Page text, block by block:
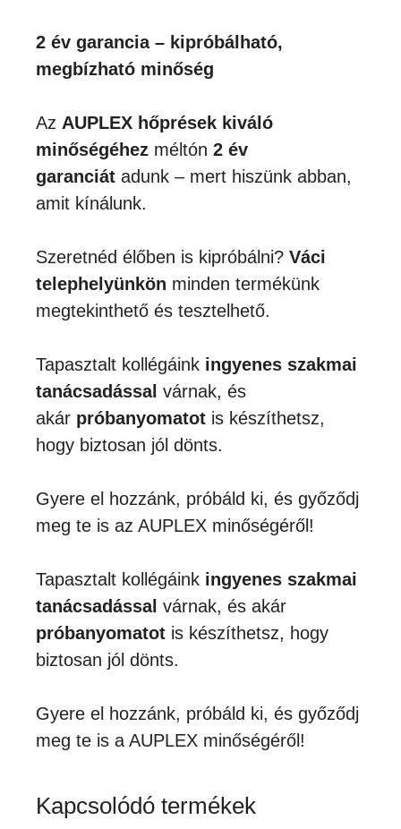
2 év garancia – kipróbálható,
megbízható minőség
Az AUPLEX hőprések kiváló
minőségéhez méltón 2 év
garanciát adunk – mert hiszünk abban,
amit kínálunk.
Szeretnéd élőben is kipróbálni? Váci
telephelyünkön minden termékünk
megtekinthető és tesztelhető.
Tapasztalt kollégáink ingyenes szakmai
tanácsadással várnak, és
akár próbanyomatot is készíthetsz,
hogy biztosan jól dönts.
Gyere el hozzánk, próbáld ki, és győződj
meg te is az AUPLEX minőségéről!
Tapasztalt kollégáink ingyenes szakmai
tanácsadással várnak, és akár
próbanyomatot is készíthetsz, hogy
biztosan jól dönts.
Gyere el hozzánk, próbáld ki, és győződj
meg te is a AUPLEX minőségéről!
Kapcsolódó termékek